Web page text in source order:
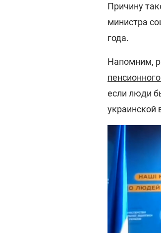
Причину
министра
года.
Напомним,
если люди
украинской